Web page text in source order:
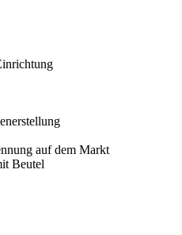
auf dem Markt
Beutel